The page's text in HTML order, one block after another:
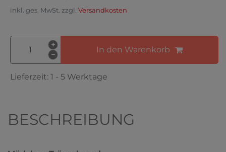
inkl. ges. MwSt. zzgl. Versandkosten
In den Warenkorb
Lieferzeit: 1 - 5 Werktage
BESCHREIBUNG